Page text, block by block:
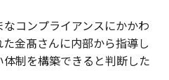
コンプライアンスにかかわ
金髙さんに内部から指導し
制を構築できると判断した